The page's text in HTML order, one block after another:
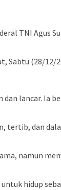
TNI Agus
Sabtu (28/12/
lancar. Ia
tertib, dan
namun
hidup